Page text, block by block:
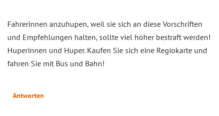
Fahrerinnen anzuhupen, weil sie sich an diese Vorschriften
und Empfehlungen halten, sollte viel höher bestraft werden!
Huperinnen und Huper. Kaufen Sie sich eine Regiokarte und
fahren Sie mit Bus und Bahn!
Antworten